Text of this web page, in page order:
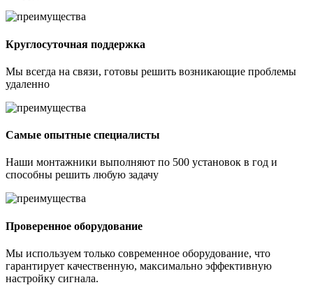
Круглосуточная поддержка
Мы всегда на связи, готовы решить возникающие проблемы
удаленно
Самые опытные специалисты
Наши монтажники выполняют по 500 установок в год и
способны решить любую задачу
Проверенное оборудование
Мы используем только современное оборудование, что
гарантирует качественную, максимально эффективную
настройку сигнала.